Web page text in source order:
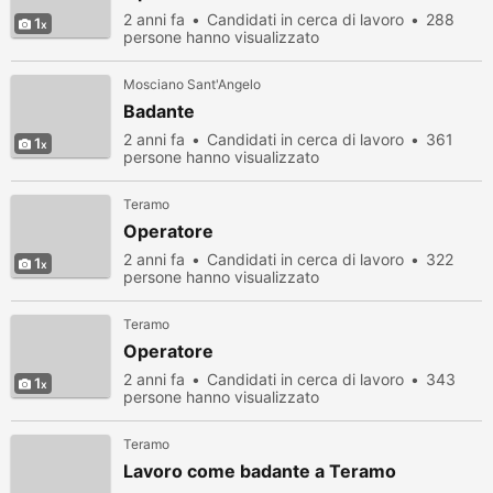
1 2 anni fa Candidati in cerca di lavoro
288
persone hanno visualizzato
1
Mosciano Sant'Angelo
Badante
2 anni fa Candidati in cerca di lavoro
361
persone hanno visualizzato
1
Teramo
Operatore
2 anni fa Candidati in cerca di lavoro
322
persone hanno visualizzato
1
Teramo
Operatore
2 anni fa Candidati in cerca di lavoro
343
persone hanno visualizzato
Teramo
Lavoro come badante a Teramo